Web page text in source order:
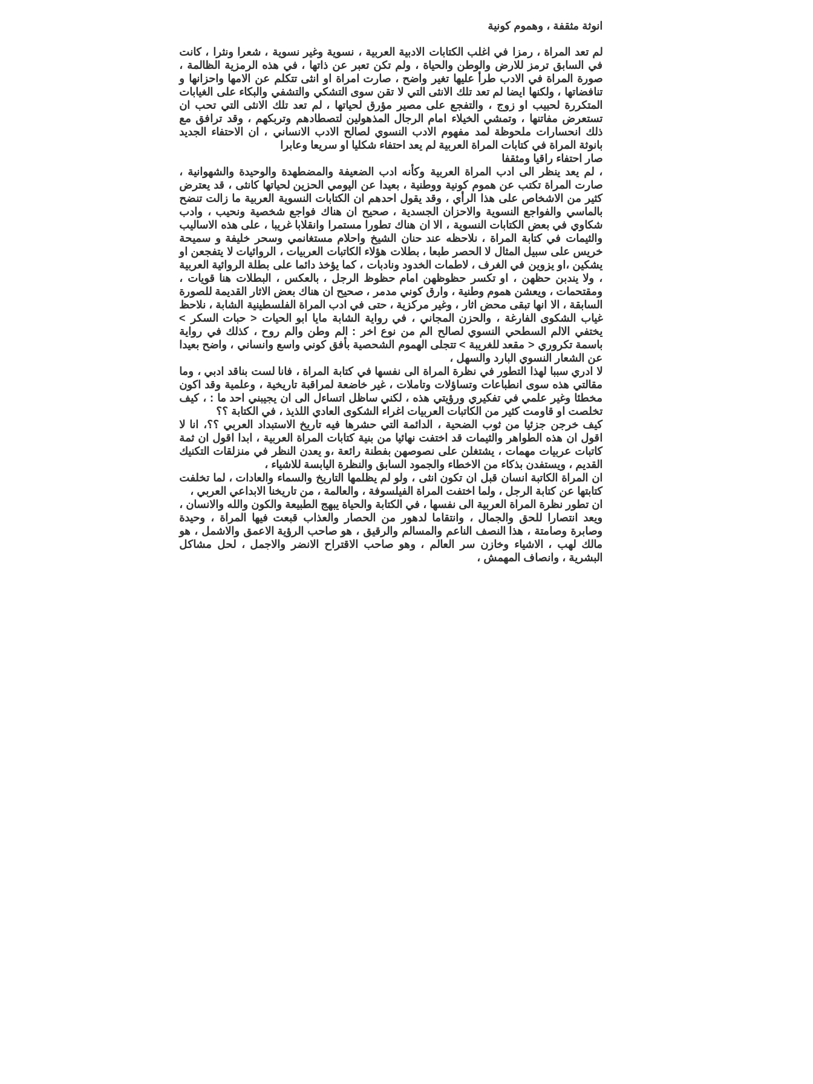
انوثة مثقفة ، وهموم كونية
لم تعد المراة ، رمزا في اغلب الكتابات الادبية العربية ، نسوية وغير نسوية ، شعرا ونثرا ، كانت
في السابق ترمز للارض والوطن والحياة ، ولم تكن تعبر عن ذاتها ، في هذه الرمزية الظالمة ،
صورة المراة في الادب طرأ عليها تغير واضح ، صارت امراة او انثى تتكلم عن الامها واحزانها و
تنافضاتها ، ولكنها ايضا لم تعد تلك الانثى التي لا تقن سوى التشكي والتشفي والبكاء على الغيابات
المتكررة لحبيب او زوج ، والتفجع على مصير مؤرق لحياتها ، لم تعد تلك الانثى التي تحب ان
تستعرض مفاتنها ، وتمشي الخيلاء امام الرجال المذهولين لتصطادهم وتربكهم ، وقد ترافق مع
ذلك انحسارات ملحوظة لمد مفهوم الادب النسوي لصالح الادب الانساني ، ان الاحتفاء الجديد
بانوثة المراة في كتابات المراة العربية لم يعد احتفاء شكليا او سريعا وعابرا
صار احتفاء راقيا ومثقفا
، لم يعد ينظر الى ادب المراة العربية وكأنه ادب الضعيفة والمضطهدة والوحيدة والشهوانية ،
صارت المراة تكتب عن هموم كونية ووطنية ، بعيدا عن اليومي الحزين لحياتها كانثى ، قد يعترض
كثير من الاشخاص على هذا الرأي ، وقد يقول احدهم ان الكتابات النسوية العربية ما زالت تنضح
بالماسي والفواجع النسوية والاحزان الجسدية ، صحيح ان هناك فواجع شخصية ونحيب ، وادب
شكاوي في بعض الكتابات النسوية ، الا ان هناك تطورا مستمرا وانقلابا غريبا ، على هذه الاساليب
والثيمات في كتابة المراة ، نلاحظه عند حنان الشيخ واحلام مستغانمي وسحر خليفة و سميحة
خريس على سبيل المثال لا الحصر طبعا ، بطلات هؤلاء الكاتبات العربيات ، الروائيات لا يتفجعن او
يشكين ،او يزوين في الغرف ، لاطمات الخدود ونادبات ، كما يؤخذ دائما على بطلة الروائية العربية
، ولا يندبن حظهن ، او تكسر حظوظهن امام حظوظ الرجل ، بالعكس ، البطلات هنا قويات ،
ومقتحمات ، ويعشن هموم وطنية ، وارق كوني مدمر ، صحيح ان هناك بعض الاثار القديمة للصورة
السابقة ، الا انها تبقى محض اثار ، وغير مركزية ، حتى في ادب المراة الفلسطينية الشابة ، نلاحظ
غياب الشكوى الفارغة ، والحزن المجاني ، في رواية الشابة مايا ابو الحيات < حبات السكر >
يختفي الالم السطحي النسوي لصالح الم من نوع اخر : الم وطن والم روح ، كذلك في رواية
باسمة تكروري < مقعد للغريبة > تتجلى الهموم الشحصية بأفق كوني واسع وانساني ، واضح بعيدا
عن الشعار النسوي البارد والسهل ،
لا ادري سببا لهذا التطور في نظرة المراة الى نفسها في كتابة المراة ، فانا لست بناقد ادبي ، وما
مقالتي هذه سوى انطباعات وتساؤلات وتاملات ، غير خاضعة لمراقبة تاريخية ، وعلمية وقد اكون
مخطئا وغير علمي في تفكيري ورؤيتي هذه ، لكني ساظل اتساءل الى ان يجيبني احد ما : ، كيف
تخلصت او قاومت كثير من الكاتبات العربيات اغراء الشكوى العادي اللذيذ ، في الكتابة ؟؟
كيف خرجن جزئيا من ثوب الضحية ، الدائمة التي حشرها فيه تاريخ الاستبداد العربي ؟؟، انا لا
اقول ان هذه الطواهر والثيمات قد اختفت نهائيا من بنية كتابات المراة العربية ، ابدا اقول ان ثمة
كاتبات عربيات مهمات ، يشتغلن على نصوصهن بفطنة رائعة ،و يعدن النظر في منزلقات التكنيك
القديم ، ويستفدن بذكاء من الاخطاء والجمود السابق والنظرة اليابسة للاشياء ،
ان المراة الكاتبة انسان قبل ان تكون انثى ، ولو لم يظلمها التاريخ والسماء والعادات ، لما تخلفت
كتابتها عن كتابة الرجل ، ولما اختفت المراة الفيلسوفة ، والعالمة ، من تاريخنا الابداعي العربي ،
ان تطور نظرة المراة العربية الى نفسها ، في الكتابة والحياة يبهج الطبيعة والكون والله والانسان ،
ويعد انتصارا للحق والجمال ، وانتقاما لدهور من الحصار والعذاب قبعت فيها المراة ، وحيدة
وصابرة وصامتة ، هذا النصف الناعم والمسالم والرقيق ، هو صاحب الرؤية الاعمق والاشمل ، هو
مالك لهب ، الاشياء وخازن سر العالم ، وهو صاحب الاقتراح الانضر والاجمل ، لحل مشاكل
البشرية ، وانصاف المهمش ،